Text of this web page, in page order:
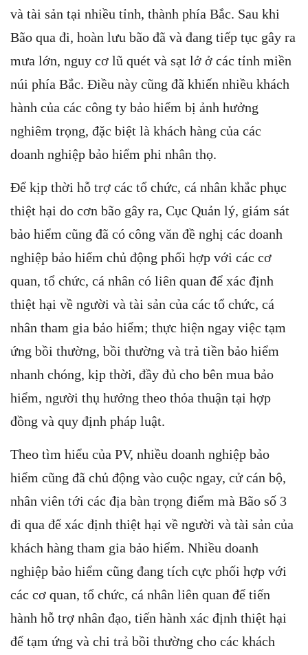
và tài sản tại nhiều tỉnh, thành phía Bắc. Sau khi
Bão qua đi, hoàn lưu bão đã và đang tiếp tục gây ra
mưa lớn, nguy cơ lũ quét và sạt lở ở các tỉnh miền
núi phía Bắc. Điều này cũng đã khiến nhiều khách
hành của các công ty bảo hiểm bị ảnh hưởng
nghiêm trọng, đặc biệt là khách hàng của các
doanh nghiệp bảo hiểm phi nhân thọ.
Để kịp thời hỗ trợ các tổ chức, cá nhân khắc phục
thiệt hại do cơn bão gây ra, Cục Quản lý, giám sát
bảo hiểm cũng đã có công văn đề nghị các doanh
nghiệp bảo hiểm chủ động phối hợp với các cơ
quan, tổ chức, cá nhân có liên quan để xác định
thiệt hại về người và tài sản của các tổ chức, cá
nhân tham gia bảo hiểm; thực hiện ngay việc tạm
ứng bồi thường, bồi thường và trả tiền bảo hiểm
nhanh chóng, kịp thời, đầy đủ cho bên mua bảo
hiểm, người thụ hưởng theo thỏa thuận tại hợp
đồng và quy định pháp luật.
Theo tìm hiểu của PV, nhiều doanh nghiệp bảo
hiểm cũng đã chủ động vào cuộc ngay, cử cán bộ,
nhân viên tới các địa bàn trọng điểm mà Bão số 3
đi qua để xác định thiệt hại về người và tài sản của
khách hàng tham gia bảo hiểm. Nhiều doanh
nghiệp bảo hiểm cũng đang tích cực phối hợp với
các cơ quan, tổ chức, cá nhân liên quan để tiến
hành hỗ trợ nhân đạo, tiến hành xác định thiệt hại
để tạm ứng và chi trả bồi thường cho các khách